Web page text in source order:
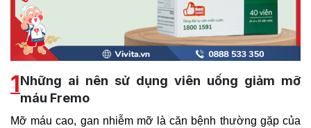
1Những ai nên sử dụng viên uống giảm mỡ
máu Fremo
Mỡ máu cao, gan nhiễm mỡ là căn bệnh thường gặp của